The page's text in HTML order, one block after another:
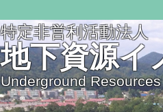
特定非営利活動法人
地下資源イ
Underground